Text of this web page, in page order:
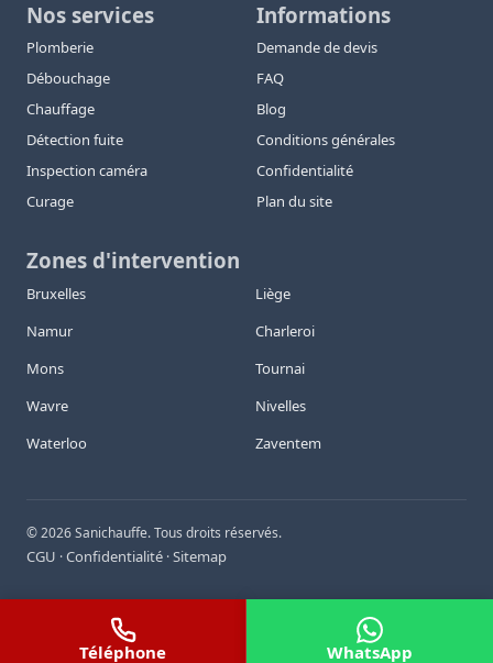
Nos services
Plomberie
Débouchage
Chauffage
Détection fuite
Inspection caméra
Curage
Informations
Demande de devis
FAQ
Blog
Conditions générales
Confidentialité
Plan du site
Zones d'intervention
Bruxelles
Liège
Namur
Charleroi
Mons
Tournai
Wavre
Nivelles
Waterloo
Zaventem
©2026Sanichauffe. Tous droits réservés.
CGU ·Confidentialité ·Sitemap